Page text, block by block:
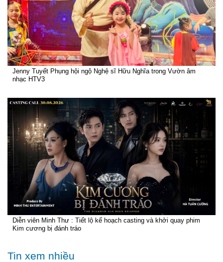
Jenny Tuyết Phụng hội ngộ Nghệ sĩ Hữu Nghĩa trong Vườn âm
nhạc HTV3
Diễn viên Minh Thư : Tiết lộ kế hoạch casting và khởi quay phim
Kim cương bị đánh tráo
Tin xem nhiều